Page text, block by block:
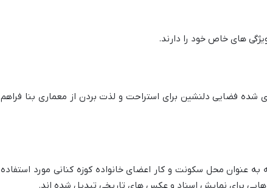
های خاص خود را دارند.
فضایی دلنشین برای استراحت و لذت بردن از معماری بنا فراهم
به عنوان محل سکونت و کار اعضای خانواده کوزه کنانی مورد استفاده